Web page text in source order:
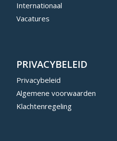
Internationaal
Vacatures
PRIVACYBELEID
Privacybeleid
Algemene voorwaarden
Klachtenregeling